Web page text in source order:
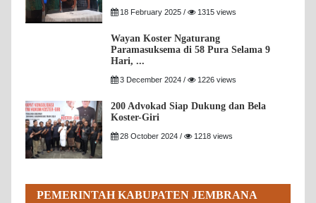
18 February 2025 / 1315 views
Wayan Koster Ngaturang
Paramasuksema di 58 Pura Selama 9
Hari, ...
3 December 2024 / 1226 views
200 Advokad Siap Dukung dan Bela
Koster-Giri
28 October 2024 / 1218 views
PEMERINTAH KABUPATEN JEMBRANA